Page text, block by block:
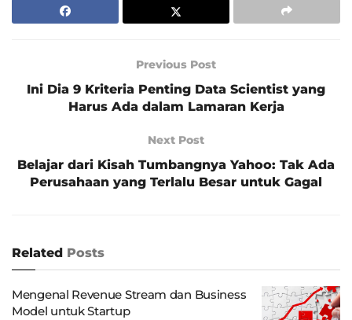
Previous Post
Ini Dia 9 Kriteria Penting Data Scientist yang
Harus Ada dalam Lamaran Kerja
Next Post
Belajar dari Kisah Tumbangnya Yahoo: Tak Ada
Perusahaan yang Terlalu Besar untuk Gagal
Related Posts
Mengenal Revenue Stream dan Business
Model untuk Startup